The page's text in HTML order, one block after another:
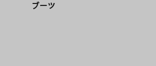
ブーツ